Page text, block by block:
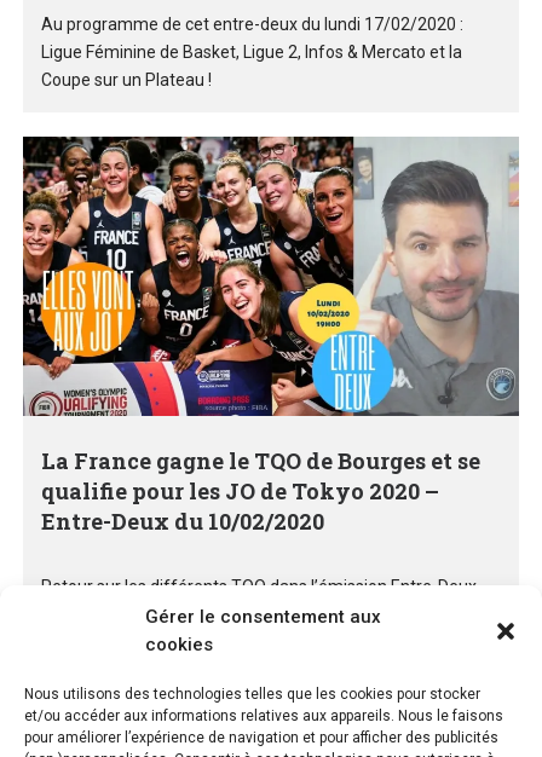
Gérer le consentement aux
cookies
Nous utilisons des technologies telles que les cookies pour stocker
et/ou accéder aux informations relatives aux appareils. Nous le faisons
pour améliorer l’expérience de navigation et pour afficher des publicités
Au programme de cet entre-deux du lundi 17/02/2020 :
Ligue Féminine de Basket, Ligue 2, Infos & Mercato et la
Coupe sur un Plateau !
La France gagne le TQO de Bourges et se
qualifie pour les JO de Tokyo 2020 –
Entre-Deux du 10/02/2020
Retour sur les différents TQO dans l’émission Entre-Deux.
J'évoque également le programme de la semaine, le
mercato et je vous pose 2 grandes questions.
Voir plus